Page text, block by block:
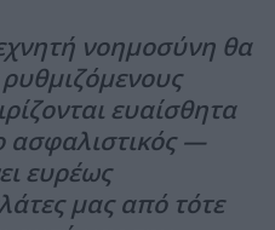
νοημοσύνη θα
ευαίσθητα
—
ευρέως
μας από τότε